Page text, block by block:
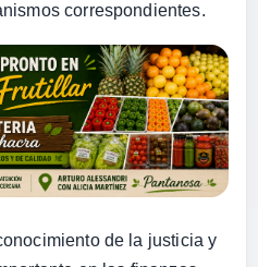
correspondientes.
de la justicia y